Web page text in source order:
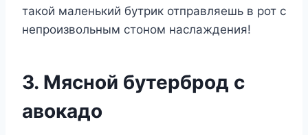
такой маленький бутрик отправляешь в рот с
непроизвольным стоном наслаждения!
3. Мясной бутерброд с
авокадо